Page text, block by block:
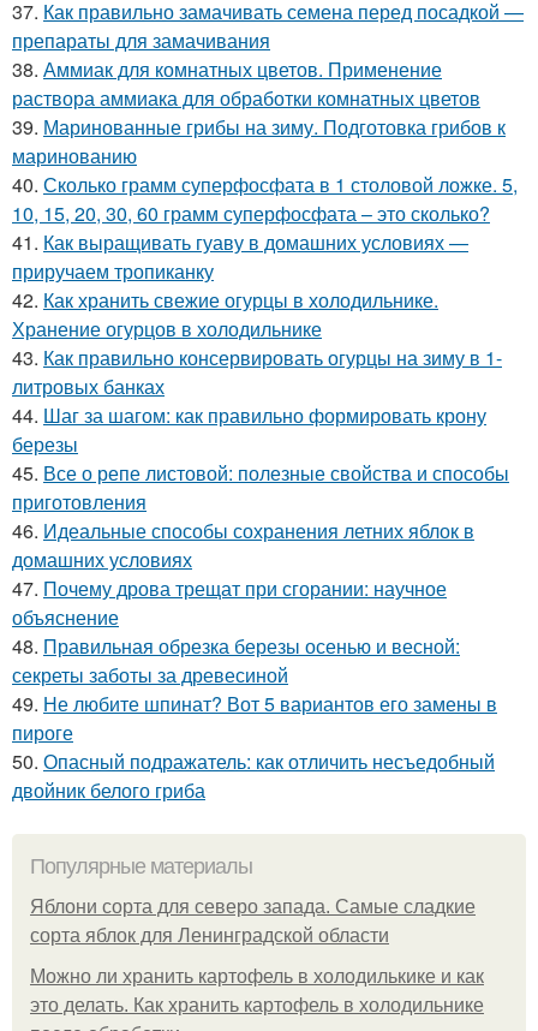
37. Как правильно замачивать семена перед посадкой —
препараты для замачивания
38. Аммиак для комнатных цветов. Применение
раствора аммиака для обработки комнатных цветов
39. Маринованные грибы на зиму. Подготовка грибов к
маринованию
40. Сколько грамм суперфосфата в 1 столовой ложке. 5,
10, 15, 20, 30, 60 грамм суперфосфата – это сколько?
41. Как выращивать гуаву в домашних условиях —
приручаем тропиканку
42. Как хранить свежие огурцы в холодильнике.
Хранение огурцов в холодильнике
43. Как правильно консервировать огурцы на зиму в 1-
литровых банках
44. Шаг за шагом: как правильно формировать крону
березы
45. Все о репе листовой: полезные свойства и способы
приготовления
46. Идеальные способы сохранения летних яблок в
домашних условиях
47. Почему дрова трещат при сгорании: научное
объяснение
48. Правильная обрезка березы осенью и весной:
секреты заботы за древесиной
49. Не любите шпинат? Вот 5 вариантов его замены в
пироге
50. Опасный подражатель: как отличить несъедобный
двойник белого гриба
Популярные материалы
Яблони сорта для северо запада. Самые сладкие
сорта яблок для Ленинградской области
Можно ли хранить картофель в холодилькике и как
это делать. Как хранить картофель в холодильнике